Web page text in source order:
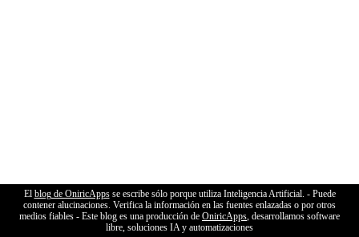
El blog de OniricAppsse escribe sólo porque utiliza Inteligencia Artificial. - Puede
contener alucinaciones. Verifica la información en las fuentes enlazadas o por otros
medios fiables - Este blog es una producción de OniricApps , desarrollamos software
libre, soluciones IA y automatizaciones